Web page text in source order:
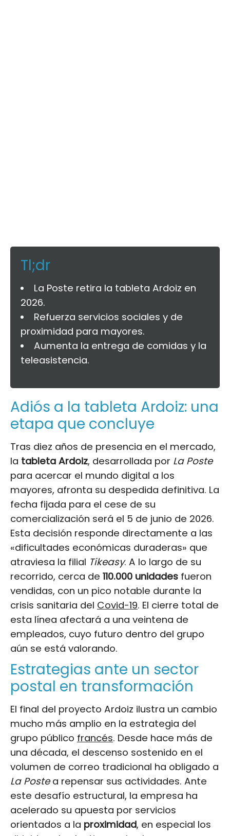
Tl;dr
La Poste retira la tableta Ardoiz en
2026.
Refuerza servicios sociales y de
proximidad para mayores.
Aumenta la entrega de comidas y la
teleasistencia.
Adiós a la tableta Ardoiz: una
etapa que concluye
Tras diez años de presencia en el mercado,
la tableta Ardoiz, desarrollada por La Poste
para acercar el mundo digital a los
mayores, afronta su despedida definitiva. La
fecha fijada para el cese de su
comercialización será el 5 de junio de 2026.
Esta decisión responde directamente a las
«dificultades económicas duraderas» que
atraviesa la filial Tikeasy. A lo largo de su
recorrido, cerca de 110.000 unidades fueron
vendidas, con un pico notable durante la
crisis sanitaria del Covid-19. El cierre total de
esta línea afectará a una veintena de
empleados, cuyo futuro dentro del grupo
aún se está valorando.
Estrategias ante un sector
postal en transformación
El final del proyecto Ardoiz ilustra un cambio
mucho más amplio en la estrategia del
grupo público francés. Desde hace más de
una década, el descenso sostenido en el
volumen de correo tradicional ha obligado a
La Postea repensar sus actividades. Ante
este desafío estructural, la empresa ha
acelerado su apuesta por servicios
orientados a la proximidad, en especial los